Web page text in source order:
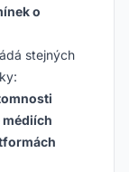
o
stejných